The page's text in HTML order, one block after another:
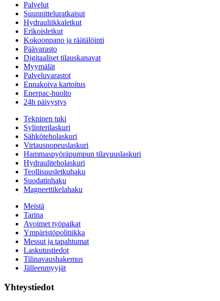
Palvelut
Suunnitteluratkaisut
Hydrauliikkaletkut
Erikoisletkut
Kokoonpano ja räätälöinti
Päävarasto
Digitaaliset tilauskanavat
Myymälät
Palveluvarastot
Ennakoiva kartoitus
Enerpac-huolto
24h päivystys
Tekninen tuki
Sylinterilaskuri
Sähköteholaskuri
Virtausnopeuslaskuri
Hammaspyöräpumpun tilavuuslaskuri
Hydrauliteholaskuri
Teollisuusletkuhaku
Suodatinhaku
Magneettikelahaku
Meistä
Tarina
Avoimet työpaikat
Ympäristöpolitiikka
Messut ja tapahtumat
Laskutustiedot
Tilinavaushakemus
Jälleenmyyjät
Yhteystiedot